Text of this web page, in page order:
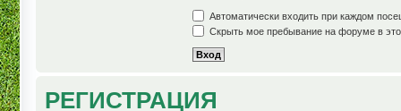
Автоматически входить при каждом
Скрыть мое пребывание на форуме в
РЕГИСТРАЦИЯ